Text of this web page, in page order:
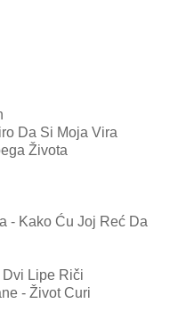
Da Si Moja Vira
Života
- Kako Ću Joj Reć Da
Lipe Riči
- Život Curi